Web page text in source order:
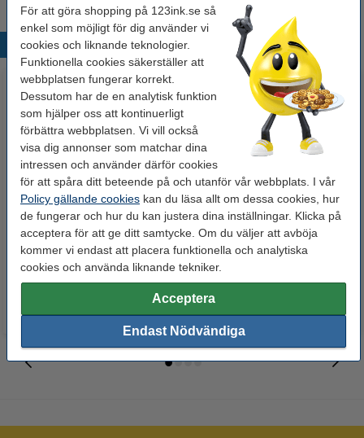
För att göra shopping på 123ink.se så
enkel som möjligt för dig använder vi
cookies och liknande teknologier.
Funktionella cookies säkerställer att
webbplatsen fungerar korrekt.
Dessutom har de en analytisk funktion
som hjälper oss att kontinuerligt
förbättra webbplatsen. Vi vill också
visa dig annonser som matchar dina
intressen och använder därför cookies
för att spåra ditt beteende på och utanför vår webbplats. I vår
Policy gällande cookies kan du läsa allt om dessa cookies, hur
de fungerar och hur du kan justera dina inställningar. Klicka på
acceptera för att ge ditt samtycke. Om du väljer att avböja
kommer vi endast att placera funktionella och analytiska
cookies och använda liknande tekniker.
Acceptera
Endast Nödvändiga
Populära produkter
USB-minne 3.0 32GB | 123ink
125 kr Inkl. 25% Moms
Brytbladskniv 9mm | Bostitch
Stanley SM9
50 kr Inkl. 25% Moms